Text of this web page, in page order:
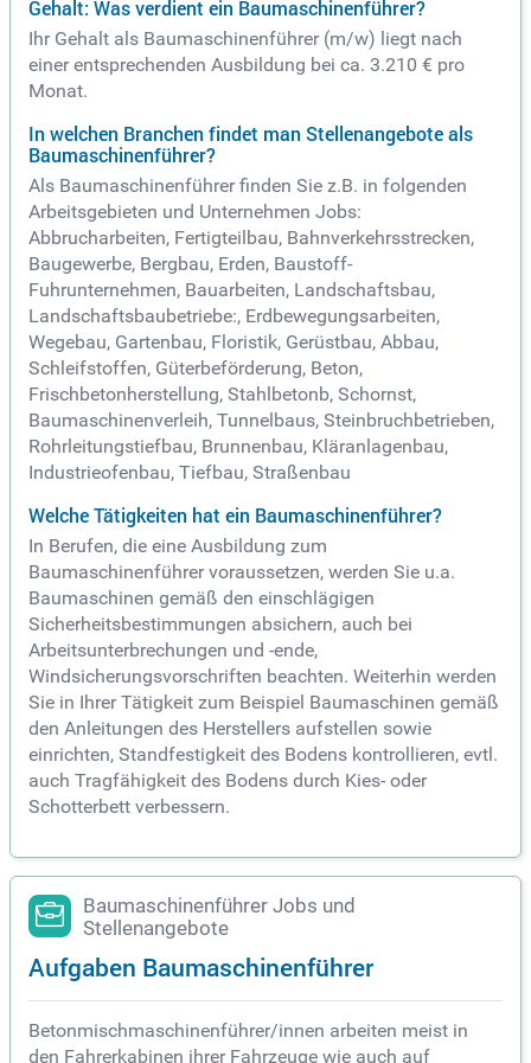
Gehalt: Was verdient ein Baumaschinenführer?
Ihr Gehalt als Baumaschinenführer (m/w) liegt nach
einer entsprechenden Ausbildung bei ca. 3.210 € pro
Monat.
In welchen Branchen findet man Stellenangebote als
Baumaschinenführer?
Als Baumaschinenführer finden Sie z.B. in folgenden
Arbeitsgebieten und Unternehmen Jobs:
Abbrucharbeiten, Fertigteilbau, Bahnverkehrsstrecken,
Baugewerbe, Bergbau, Erden, Baustoff-
Fuhrunternehmen, Bauarbeiten, Landschaftsbau,
Landschaftsbaubetriebe:, Erdbewegungsarbeiten,
Wegebau, Gartenbau, Floristik, Gerüstbau, Abbau,
Schleifstoffen, Güterbeförderung, Beton,
Frischbetonherstellung, Stahlbetonb, Schornst,
Baumaschinenverleih, Tunnelbaus, Steinbruchbetrieben,
Rohrleitungstiefbau, Brunnenbau, Kläranlagenbau,
Industrieofenbau, Tiefbau, Straßenbau
Welche Tätigkeiten hat ein Baumaschinenführer?
In Berufen, die eine Ausbildung zum
Baumaschinenführer voraussetzen, werden Sie u.a.
Baumaschinen gemäß den einschlägigen
Sicherheitsbestimmungen absichern, auch bei
Arbeitsunterbrechungen und -ende,
Windsicherungsvorschriften beachten. Weiterhin werden
Sie in Ihrer Tätigkeit zum Beispiel Baumaschinen gemäß
den Anleitungen des Herstellers aufstellen sowie
einrichten, Standfestigkeit des Bodens kontrollieren, evtl.
auch Tragfähigkeit des Bodens durch Kies- oder
Schotterbett verbessern.
Baumaschinenführer Jobs und
Stellenangebote
Aufgaben Baumaschinenführer
Betonmischmaschinenführer/innen arbeiten meist in
den Fahrerkabinen ihrer Fahrzeuge wie auch auf